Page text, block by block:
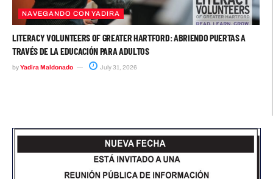
NAVEGANDO CON YADIRA
LITERACY VOLUNTEERS OF GREATER HARTFORD: ABRIENDO PUERTAS A
TRAVÉS DE LA EDUCACIÓN PARA ADULTOS
byYadira Maldonado July 31, 2026